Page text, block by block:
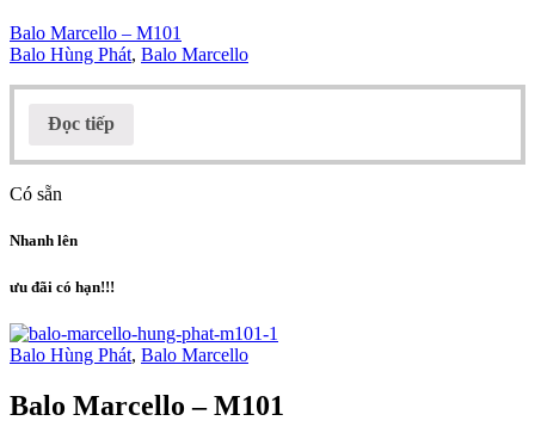
Balo Marcello – M101
Balo Hùng Phát, Balo Marcello
Đọc tiếp
Có sẵn
Nhanh lên
ưu đãi có hạn!!!
Balo Hùng Phát, Balo Marcello
Balo Marcello – M101